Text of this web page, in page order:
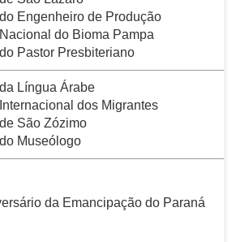
Engenheiro de Produção
do Bioma Pampa
Pastor Presbiteriano
Língua Árabe
dos Migrantes
São Zózimo
Museólogo
da Emancipação do Paraná